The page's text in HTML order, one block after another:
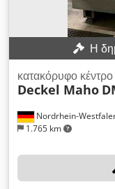
Η
Nordrhein-
1.765 km
κατακόρυφο κέντρο
Deckel Maho